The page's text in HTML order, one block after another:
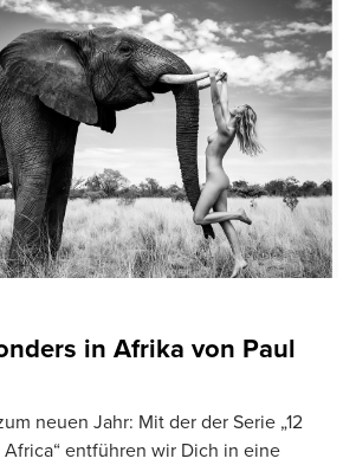
in Afrika von Paul
neuen Jahr: Mit der der Serie „12
Africa“ entführen wir Dich in eine